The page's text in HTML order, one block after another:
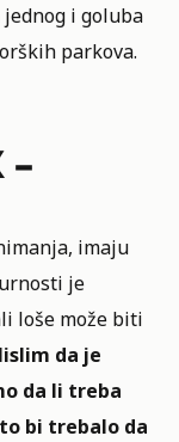
i goluba
parkova.
–
imaju
je
loše može biti
da je
da li treba
bi trebalo da